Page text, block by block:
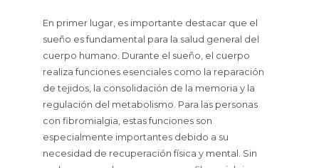
En primer lugar, es importante destacar que el
sueño es fundamental para la salud general del
cuerpo humano. Durante el sueño, el cuerpo
realiza funciones esenciales como la reparación
de tejidos, la consolidación de la memoria y la
regulación del metabolismo. Para las personas
con fibromialgia, estas funciones son
especialmente importantes debido a su
necesidad de recuperación física y mental. Sin